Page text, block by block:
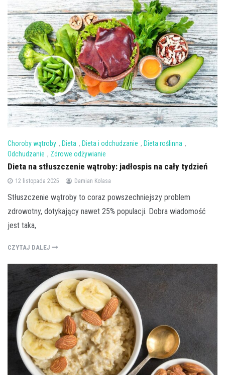
Choroby wątroby , Dieta , Dieta i odchudzanie , Dieta roślinna ,
Odchudzanie , Zdrowe odżywianie
Dieta na stłuszczenie wątroby: jadłospis na cały tydzień
12 listopada 2025 Damian Kolasa
Stłuszczenie wątroby to coraz powszechniejszy problem
zdrowotny, dotykający nawet 25% populacji. Dobra wiadomość
jest taka,
CZYTAJ DALEJ